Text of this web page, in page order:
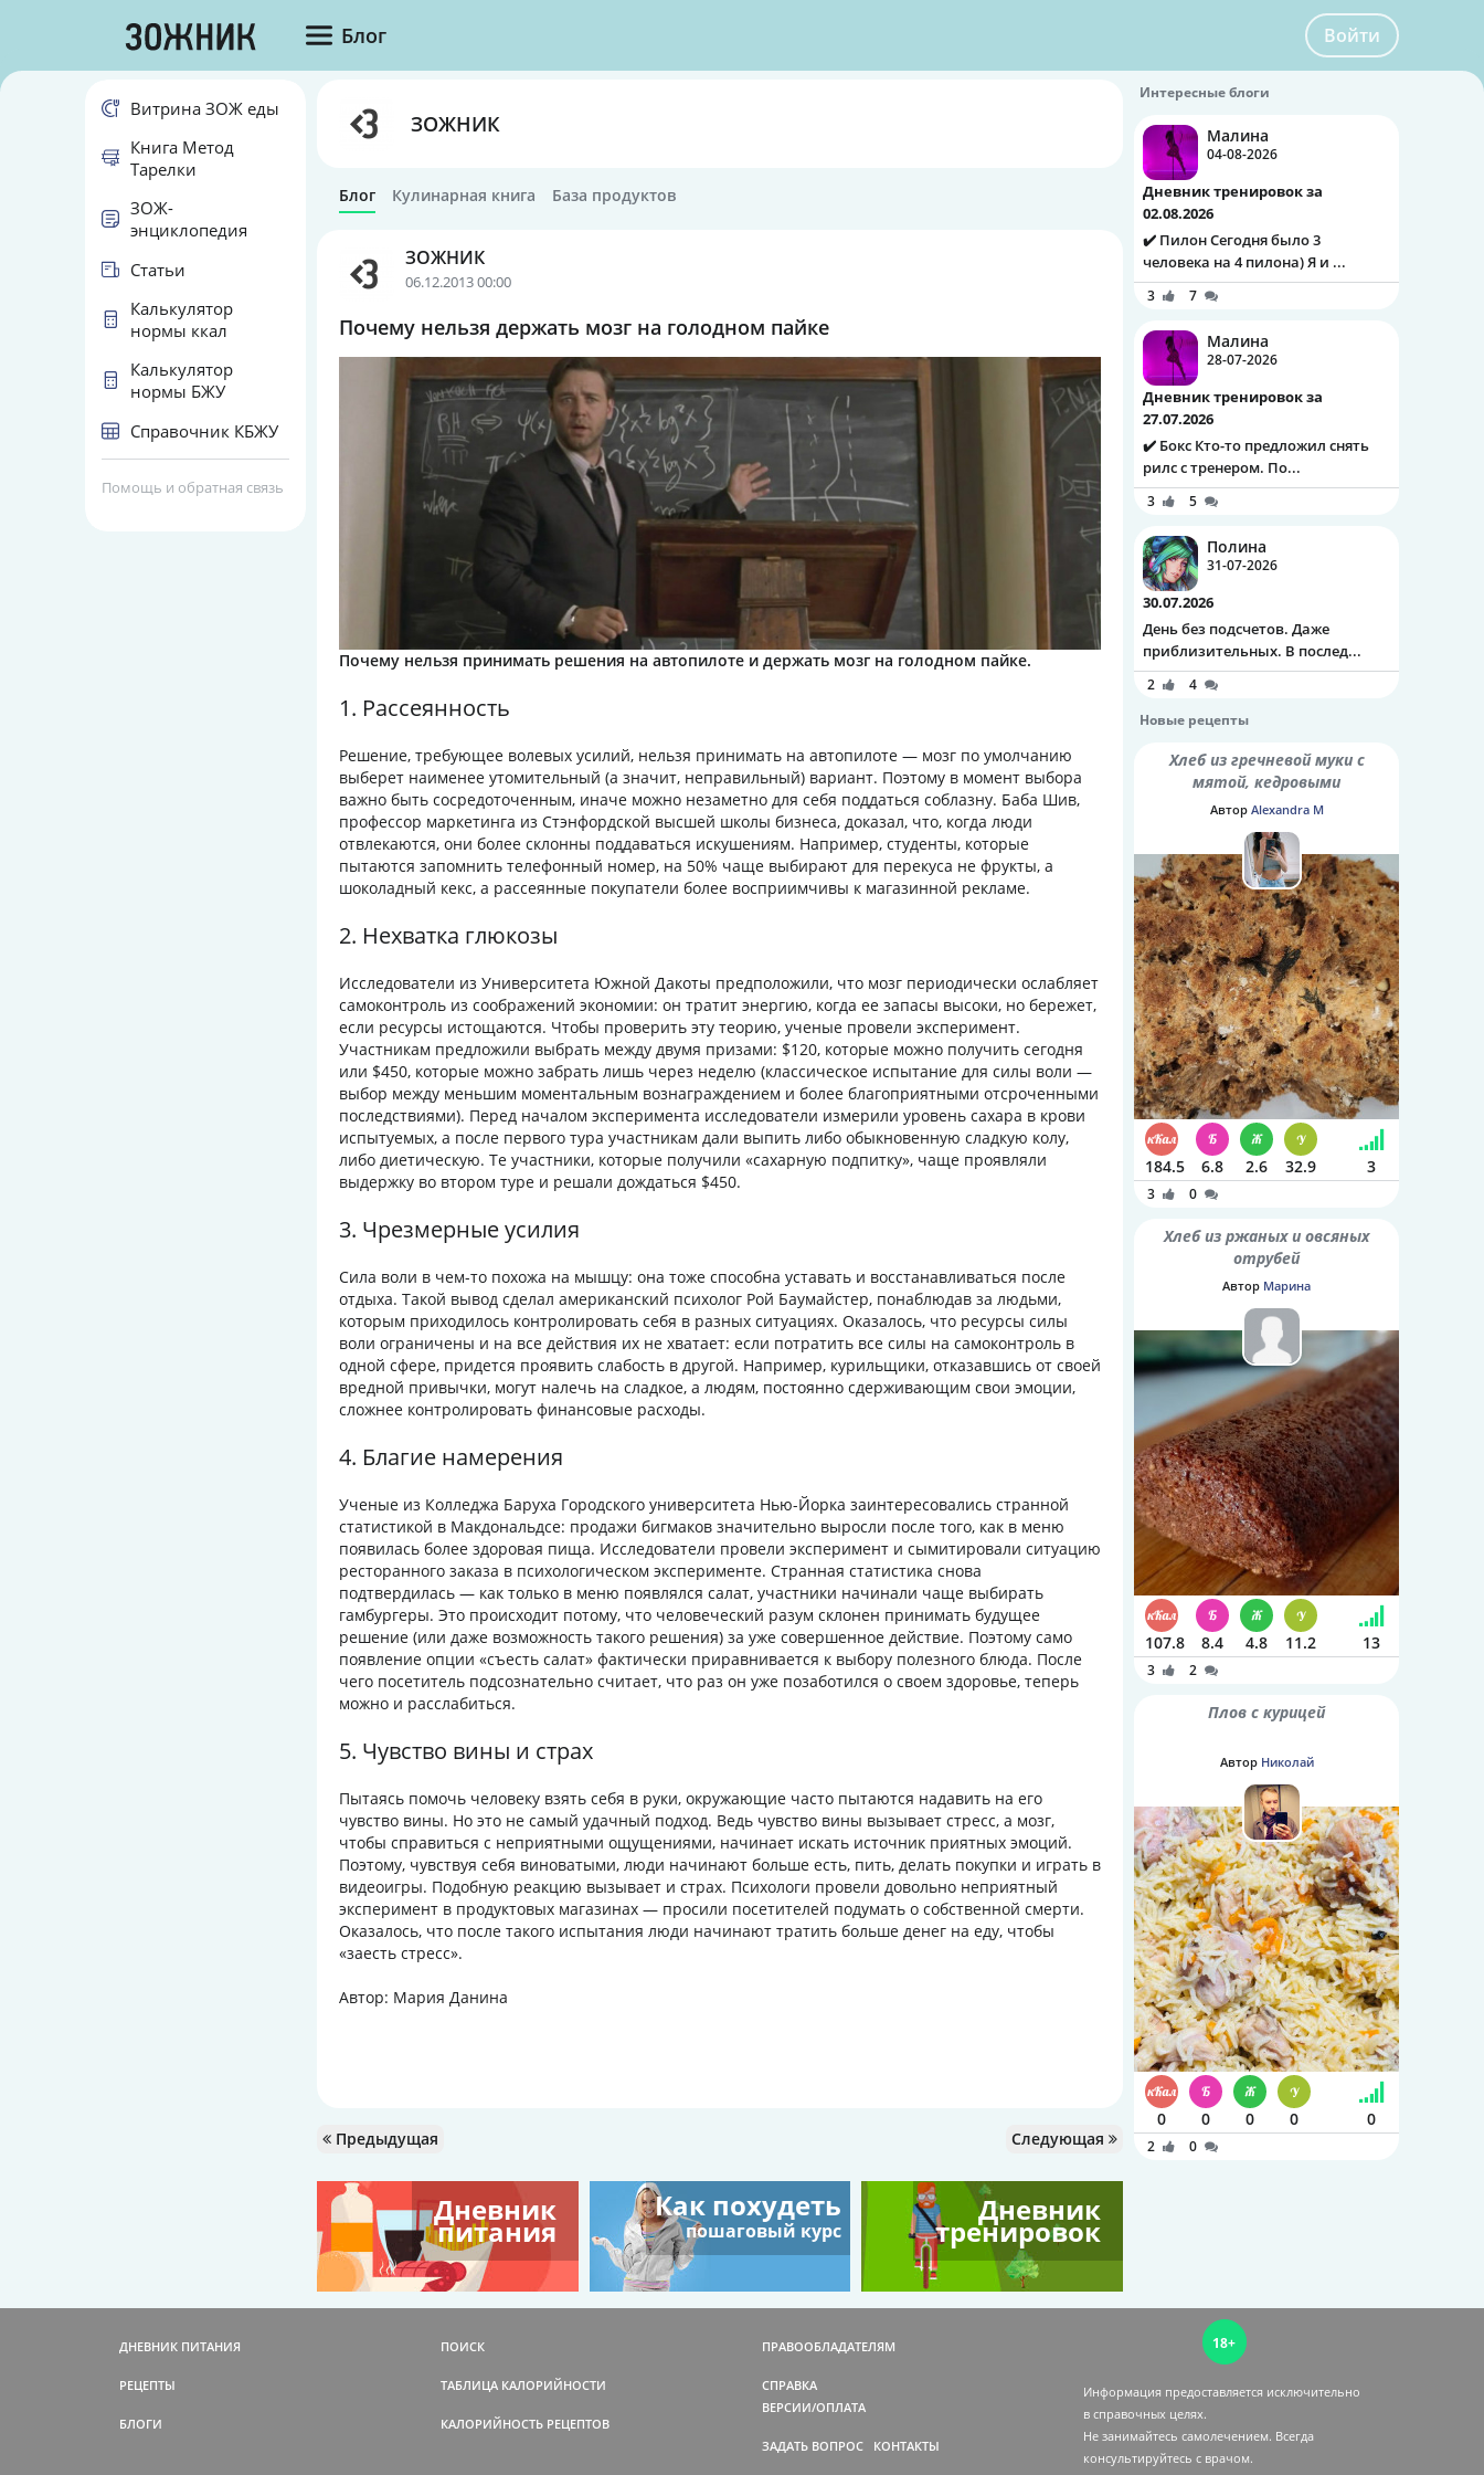
Блог Войти
ЗОЖНИК
Блог Кулинарная книга База продуктов
ЗОЖНИК
06.12.2013 00:00
Почему нельзя держать мозг на голодном пайке
Почему нельзя принимать решения на автопилоте и держать мозг на голодном пайке.
1. Рассеянность
Решение, требующее волевых усилий, нельзя принимать на автопилоте — мозг по умолчанию
выберет наименее утомительный (а значит, неправильный) вариант. Поэтому в момент выбора
важно быть сосредоточенным, иначе можно незаметно для себя поддаться соблазну. Баба Шив,
профессор маркетинга из Стэнфордской высшей школы бизнеса, доказал, что, когда люди
отвлекаются, они более склонны поддаваться искушениям. Например, студенты, которые
пытаются запомнить телефонный номер, на 50% чаще выбирают для перекуса не фрукты, а
шоколадный кекс, а рассеянные покупатели более восприимчивы к магазинной рекламе.
2. Нехватка глюкозы
Исследователи из Университета Южной Дакоты предположили, что мозг периодически ослабляет
самоконтроль из соображений экономии: он тратит энергию, когда ее запасы высоки, но бережет,
если ресурсы истощаются. Чтобы проверить эту теорию, ученые провели эксперимент.
Участникам предложили выбрать между двумя призами: $120, которые можно получить сегодня
или $450, которые можно забрать лишь через неделю (классическое испытание для силы воли —
выбор между меньшим моментальным вознаграждением и более благоприятными отсроченными
последствиями). Перед началом эксперимента исследователи измерили уровень сахара в крови
испытуемых, а после первого тура участникам дали выпить либо обыкновенную сладкую колу,
либо диетическую. Те участники, которые получили «сахарную подпитку», чаще проявляли
выдержку во втором туре и решали дождаться $450.
3. Чрезмерные усилия
Сила воли в чем-то похожа на мышцу: она тоже способна уставать и восстанавливаться после
отдыха. Такой вывод сделал американский психолог Рой Баумайстер, понаблюдав за людьми,
которым приходилось контролировать себя в разных ситуациях. Оказалось, что ресурсы силы
воли ограничены и на все действия их не хватает: если потратить все силы на самоконтроль в
одной сфере, придется проявить слабость в другой. Например, курильщики, отказавшись от своей
вредной привычки, могут налечь на сладкое, а людям, постоянно сдерживающим свои эмоции,
сложнее контролировать финансовые расходы.
4. Благие намерения
Ученые из Колледжа Баруха Городского университета Нью-Йорка заинтересовались странной
статистикой в Макдональдсе: продажи бигмаков значительно выросли после того, как в меню
появилась более здоровая пища. Исследователи провели эксперимент и сымитировали ситуацию
ресторанного заказа в психологическом эксперименте. Странная статистика снова
подтвердилась — как только в меню появлялся салат, участники начинали чаще выбирать
гамбургеры. Это происходит потому, что человеческий разум склонен принимать будущее
решение (или даже возможность такого решения) за уже совершенное действие. Поэтому само
появление опции «съесть салат» фактически приравнивается к выбору полезного блюда. После
чего посетитель подсознательно считает, что раз он уже позаботился о своем здоровье, теперь
можно и расслабиться.
5. Чувство вины и страх
Пытаясь помочь человеку взять себя в руки, окружающие часто пытаются надавить на его
чувство вины. Но это не самый удачный подход. Ведь чувство вины вызывает стресс, а мозг,
чтобы справиться с неприятными ощущениями, начинает искать источник приятных эмоций.
Поэтому, чувствуя себя виноватыми, люди начинают больше есть, пить, делать покупки и играть в
видеоигры. Подобную реакцию вызывает и страх. Психологи провели довольно неприятный
эксперимент в продуктовых магазинах — просили посетителей подумать о собственной смерти.
Оказалось, что после такого испытания люди начинают тратить больше денег на еду, чтобы
«заесть стресс».
Автор: Мария Данина
Предыдущая Следующая
Дневник
питания
Как похудеть
пошаговый курс
Дневник
тренировок
Витрина ЗОЖ еды
Книга Метод
Тарелки
ЗОЖ-
энциклопедия
Статьи
Калькулятор
нормы ккал
Калькулятор
нормы БЖУ
Справочник КБЖУ
Помощь и обратная связь
Интересные блоги
Малина
04-08-2026
Дневник тренировок за
02.08.2026
✔️ Пилон Сегодня было 3
человека на 4 пилона) Я и ...
3 7
Малина
28-07-2026
Дневник тренировок за
27.07.2026
✔️ Бокс Кто-то предложил снять
рилс с тренером. По...
3 5
Полина
31-07-2026
30.07.2026
День без подсчетов. Даже
приблизительных. В послед...
2
4
Новые рецепты
Хлеб из гречневой муки с
мятой, кедровыми
орешками и семенами
Автор Alexandra M
184.5 6.8 2.6 32.9 3
3 0
Хлеб из ржаных и овсяных
отрубей
Автор Марина
107.8 8.4 4.8 11.2 13
3 2
Плов с курицей
Автор Николай
0 0 0 0 0
2 0
ДНЕВНИК ПИТАНИЯ
РЕЦЕПТЫ
БЛОГИ
ПОИСК
ТАБЛИЦА КАЛОРИЙНОСТИ
КАЛОРИЙНОСТЬ РЕЦЕПТОВ
ПРАВООБЛАДАТЕЛЯМ
СПРАВКА
ВЕРСИИ/ОПЛАТА
ЗАДАТЬ ВОПРОС КОНТАКТЫ
18+
Информация предоставляется исключительно
в справочных целях.
Не занимайтесь самолечением. Всегда
консультируйтесь c врачом.